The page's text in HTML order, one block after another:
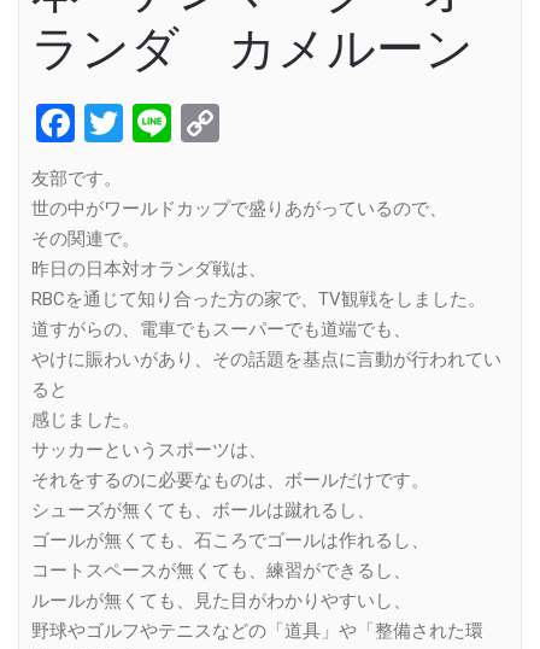
ランダ カメルーン
Facebook
Twitter
Line
友部です。
世の中がワールドカップで盛りあがっているので、
その関連で。
昨日の日本対オランダ戦は、
RBCを通じて知り合った方の家で、TV観戦をしました。
道すがらの、電車でもスーパーでも道端でも、
やけに賑わいがあり、その話題を基点に言動が行われてい
ると
感じました。
サッカーというスポーツは、
それをするのに必要なものは、ボールだけです。
シューズが無くても、ボールは蹴れるし、
ゴールが無くても、石ころでゴールは作れるし、
コートスペースが無くても、練習ができるし、
ルールが無くても、見た目がわかりやすいし、
野球やゴルフやテニスなどの「道具」や「整備された環